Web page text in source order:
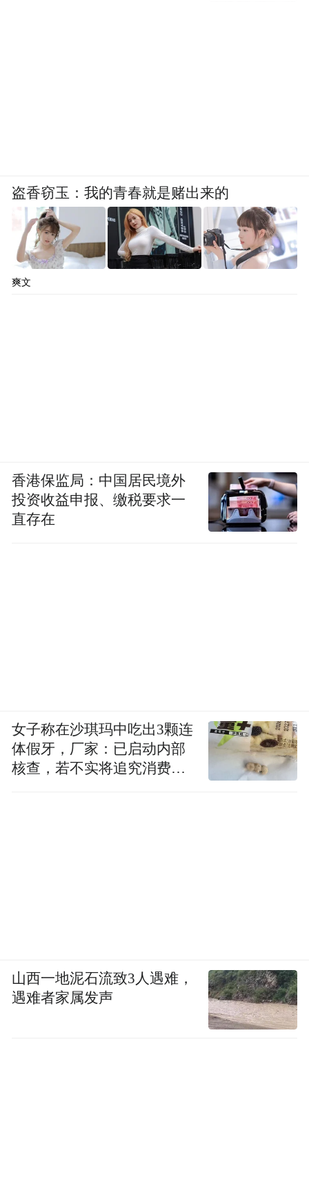
@好运鹿角讲述▼
盗香窃玉：我的青春就是赌出来的
爽文
香港保监局：中国居民境外
投资收益申报、缴税要求一
直存在
女子称在沙琪玛中吃出3颗连
体假牙，厂家：已启动内部
核查，若不实将追究消费者
山西一地泥石流致3人遇难，
遇难者家属发声